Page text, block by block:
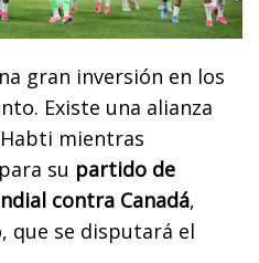
gran inversión en los
Existe una alianza
Habti mientras
su partido de
contra Canadá,
que se disputará el